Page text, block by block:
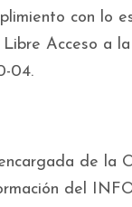
con lo
Acceso a
04.
de la
del